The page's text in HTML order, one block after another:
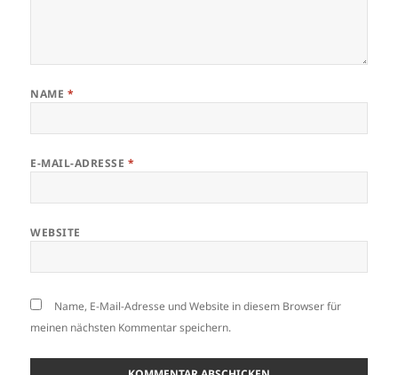
NAME *
E-MAIL-ADRESSE *
WEBSITE
Name, E-Mail-Adresse und Website in diesem Browser für
meinen nächsten Kommentar speichern.